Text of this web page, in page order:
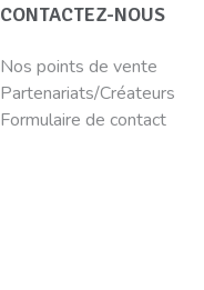
CONTACTEZ-NOUS
Nos points de vente
Partenariats/Créateurs
Formulaire de contact